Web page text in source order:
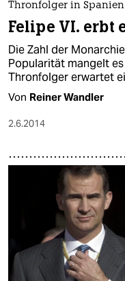
Thronfolger in Spanien
Felipe VI. erbt
Die Zahl der
Popularität mangelt
Thronfolger erwartet
Von Reiner Wandler
2.6.2014